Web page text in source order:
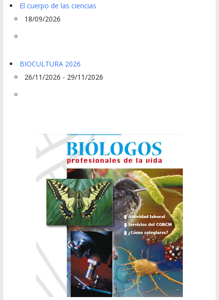
El cuerpo de las ciencias
18/09/2026
BIOCULTURA 2026
26/11/2026 - 29/11/2026